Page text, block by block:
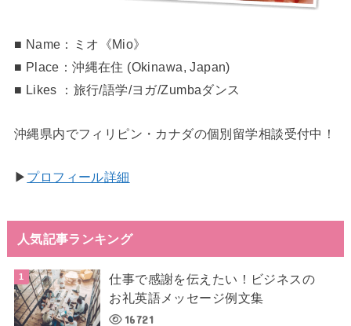
■ Name：ミオ《Mio》
■ Place：沖縄在住 (Okinawa, Japan)
■ Likes ：旅行/語学/ヨガ/Zumbaダンス
沖縄県内でフィリピン・カナダの個別留学相談受付中！
▶︎ プロフィール詳細
人気記事ランキング
仕事で感謝を伝えたい！ビジネスの
お礼英語メッセージ例文集
16721